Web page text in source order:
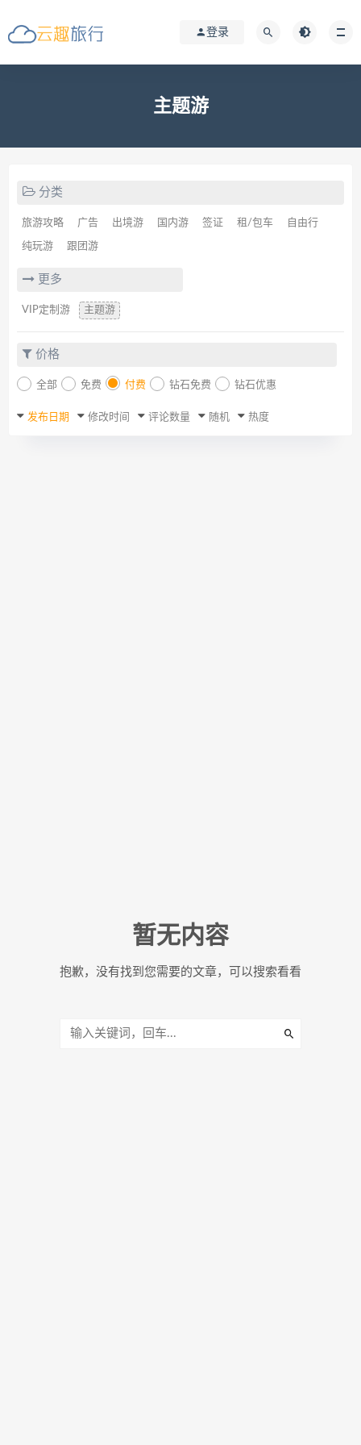
登录
主题游
分类
旅游攻略 广告 出境游 国内游 签证 租/包车 自由行
纯玩游 跟团游
更多
VIP定制游 主题游
价格
全部 免费 付费 钻石免费 钻石优惠
发布日期 修改时间 评论数量 随机 热度
暂无内容
抱歉，没有找到您需要的文章，可以搜索看看